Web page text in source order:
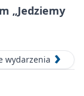
„Jedziemy
wydarzenia